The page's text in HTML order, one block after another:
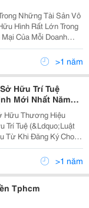
Những Tài Sản Vô
Hình Rất Lớn Trong
Của Mỗi Doanh
Quy Định Tại Luật Sở
Là Dấu Hiệu Dùng>1 năm
Hữu Trí Tuệ
Mới Nhất Năm
Hữu Thương Hiệu
Trí Tuệ (&Ldquo;Luật
Từ Khi Đăng Ký Cho
Mất Khoảng 12 Tháng.
Này Có Thể Kéo...
>1 năm
Tphcm